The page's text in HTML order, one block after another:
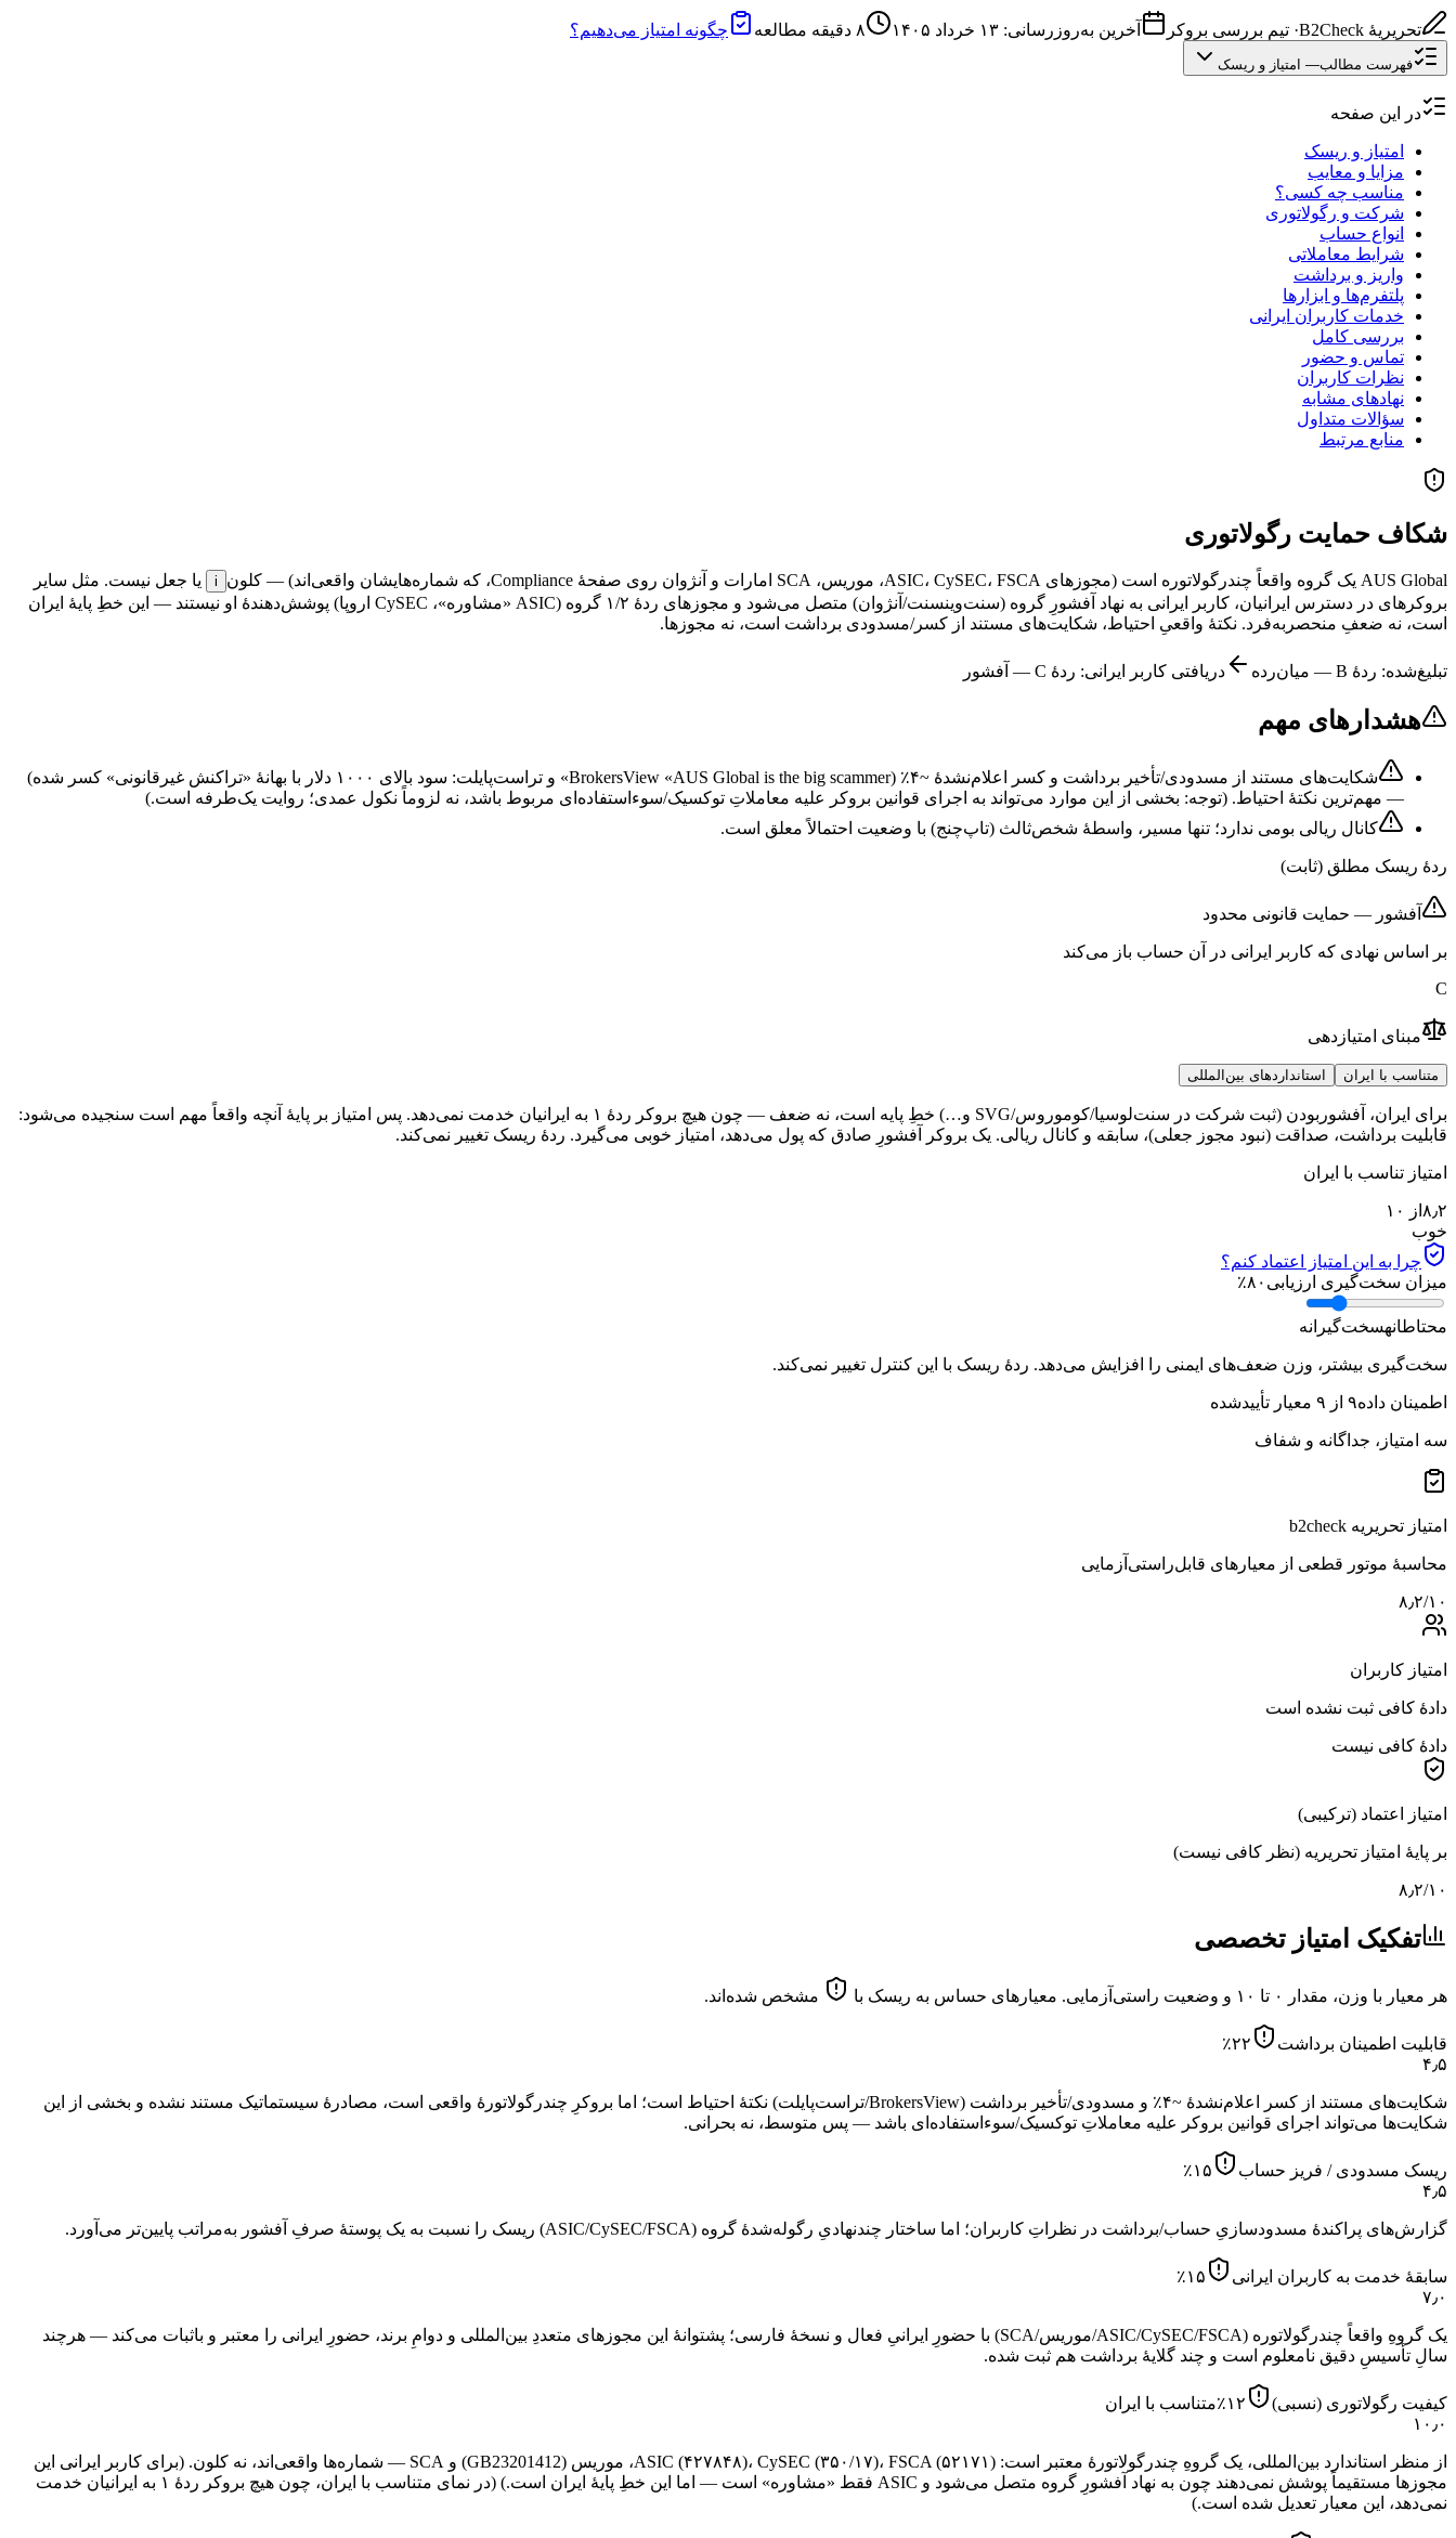
تحریریهٔ B2Check · تیم بررسی بروکر آخرین به‌روزرسانی: ۱۳ خرداد ۱۴۰۵ ۸ دقیقه مطالعه چگونه امتیاز می‌دهیم؟
فهرست مطالب— امتیاز و ریسک
در این صفحه
امتیاز و ریسک
مزایا و معایب
مناسب چه کسی؟
شرکت و رگولاتوری
انواع حساب
شرایط معاملاتی
واریز و برداشت
پلتفرم‌ها و ابزارها
خدمات کاربران ایرانی
بررسی کامل
تماس و حضور
نظرات کاربران
نهادهای مشابه
سؤالات متداول
منابع مرتبط
شکاف حمایت رگولاتوری
AUS Global یک گروه واقعاً چندرگولاتوره است (مجوزهای ASIC، CySEC، FSCA، موریس، SCA امارات و آنژوان روی صفحهٔ Compliance، که شماره‌هایشان واقعی‌اند) — کلون i
یا جعل نیست. مثل سایر
بروکرهای در دسترس ایرانیان، کاربر ایرانی به نهاد آفشورِ گروه (سنت‌وینسنت/آنژوان) متصل می‌شود و مجوزهای ردهٔ ۱/۲ گروه (ASIC «مشاوره»، CySEC اروپا) پوشش‌دهندهٔ او نیستند — این خطِ پایهٔ ایران
است، نه ضعفِ منحصربه‌فرد. نکتهٔ واقعیِ احتیاط، شکایت‌های مستند از کسر/مسدودی برداشت است، نه مجوزها.
تبلیغ‌شده: ردهٔ B
— میان‌رده دریافتی کاربر ایرانی: ردهٔ C
— آفشور
هشدارهای مهم
شکایت‌های مستند از مسدودی/تأخیر برداشت و کسر اعلام‌نشدهٔ ~۴٪ (BrokersView «AUS Global is the big scammer» و تراست‌پایلت: سود بالای ۱۰۰۰ دلار با بهانهٔ «تراکنش غیرقانونی» کسر شده)
— مهم‌ترین نکتهٔ احتیاط. (توجه: بخشی از این موارد می‌تواند به اجرای قوانین بروکر علیه معاملاتِ توکسیک/سوءاستفاده‌ای مربوط باشد، نه لزوماً نکول عمدی؛ روایت یک‌طرفه است.)
کانال ریالی بومی ندارد؛ تنها مسیر، واسطهٔ شخص‌ثالث (تاپ‌چنج) با وضعیت احتمالاً معلق است.
ردهٔ ریسک مطلق (ثابت)
آفشور — حمایت قانونی محدود
بر اساس نهادی که کاربر ایرانی در آن حساب باز می‌کند
C
مبنای امتیازدهی
متناسب با ایران استانداردهای بین‌المللی
برای ایران، آفشوربودن (ثبت شرکت در سنت‌لوسیا/کوموروس/SVG و…) خطِ پایه است، نه ضعف — چون هیچ بروکر ردهٔ ۱ به ایرانیان خدمت نمی‌دهد. پس امتیاز بر پایهٔ آنچه واقعاً مهم است سنجیده می‌شود:
قابلیت برداشت، صداقت (نبود مجوز جعلی)، سابقه و کانال ریالی. یک بروکر آفشورِ صادق که پول می‌دهد، امتیاز خوبی می‌گیرد. ردهٔ ریسک تغییر نمی‌کند.
امتیاز تناسب با ایران
۸٫۲ از ۱۰
خوب
چرا به این امتیاز اعتماد کنم؟
میزان سخت‌گیری ارزیابی ۸۰٪
محتاطانهسخت‌گیرانه
سخت‌گیری بیشتر، وزن ضعف‌های ایمنی را افزایش می‌دهد. ردهٔ ریسک با این کنترل تغییر نمی‌کند.
اطمینان داده۹ از ۹ معیار تأییدشده
سه امتیاز، جداگانه و شفاف
امتیاز تحریریه b2check
محاسبهٔ موتور قطعی از معیارهای قابل‌راستی‌آزمایی
۸٫۲/۱۰
امتیاز کاربران
دادهٔ کافی ثبت نشده است
دادهٔ کافی نیست
امتیاز اعتماد (ترکیبی)
بر پایهٔ امتیاز تحریریه (نظر کافی نیست)
۸٫۲/۱۰
تفکیک امتیاز تخصصی
هر معیار با وزن، مقدار ۰ تا ۱۰ و وضعیت راستی‌آزمایی. معیارهای حساس به ریسک با مشخص شده‌اند.
قابلیت اطمینان برداشت ۲۲٪
۴٫۵
شکایت‌های مستند از کسر اعلام‌نشدهٔ ~۴٪ و مسدودی/تأخیر برداشت (BrokersView/تراست‌پایلت) نکتهٔ احتیاط است؛ اما بروکرِ چندرگولاتورهٔ واقعی است، مصادرهٔ سیستماتیک مستند نشده و بخشی از این
شکایت‌ها می‌تواند اجرای قوانین بروکر علیه معاملاتِ توکسیک/سوءاستفاده‌ای باشد — پس متوسط، نه بحرانی.
ریسک مسدودی / فریز حساب ۱۵٪
۴٫۵
گزارش‌های پراکندهٔ مسدودسازیِ حساب/برداشت در نظراتِ کاربران؛ اما ساختار چندنهادیِ رگوله‌شدهٔ گروه (ASIC/CySEC/FSCA) ریسک را نسبت به یک پوستهٔ صرفِ آفشور به‌مراتب پایین‌تر می‌آورد.
سابقهٔ خدمت به کاربران ایرانی ۱۵٪
۷٫۰
یک گروهِ واقعاً چندرگولاتوره (ASIC/CySEC/FSCA/موریس/SCA) با حضورِ ایرانیِ فعال و نسخهٔ فارسی؛ پشتوانهٔ این مجوزهای متعددِ بین‌المللی و دوامِ برند، حضورِ ایرانی را معتبر و باثبات می‌کند — هرچند
سالِ تأسیسِ دقیق نامعلوم است و چند گلایهٔ برداشت هم ثبت شده.
کیفیت رگولاتوری (نسبی) ۱۲٪متناسب با ایران
۱۰٫۰
از منظر استاندارد بین‌المللی، یک گروهِ چندرگولاتورهٔ معتبر است: ASIC (۴۲۷۸۴۸)، CySEC (۳۵۰/۱۷)، FSCA (۵۲۱۷۱)، موریس (GB23201412) و SCA — شماره‌ها واقعی‌اند، نه کلون. (برای کاربر ایرانی این
مجوزها مستقیماً پوشش نمی‌دهند چون به نهاد آفشورِ گروه متصل می‌شود و ASIC فقط «مشاوره» است — اما این خطِ پایهٔ ایران است.)
(در نمای متناسب با ایران، چون هیچ بروکر ردهٔ ۱ به ایرانیان خدمت
نمی‌دهد، این معیار تعدیل شده است.)